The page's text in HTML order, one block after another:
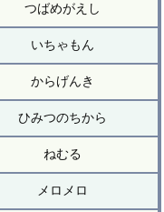
つばめがえし
いちゃもん
からげんき
ひみつのちから
ねむる
メロメロ